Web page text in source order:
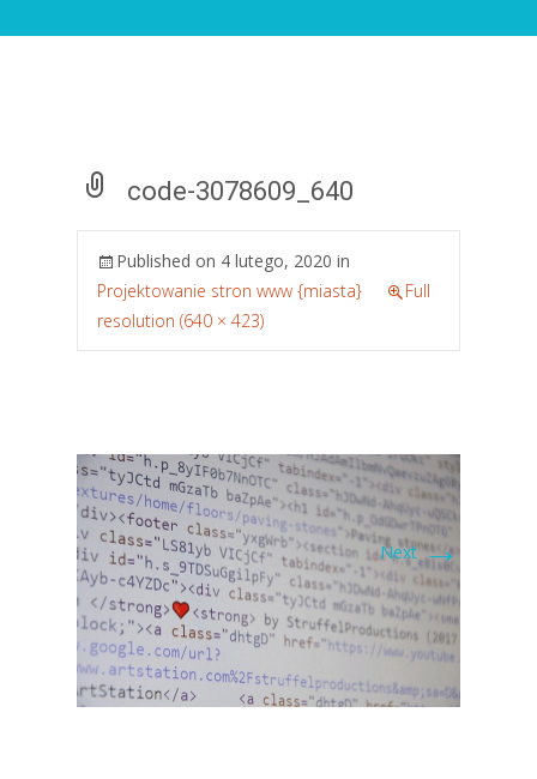
code-3078609_640
Published on 4 lutego, 2020 in
Projektowanie stron www {miasta}
Full
resolution (640 × 423)
Next→